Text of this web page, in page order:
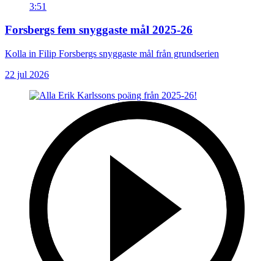
3:51
Forsbergs fem snyggaste mål 2025-26
Kolla in Filip Forsbergs snyggaste mål från grundserien
22 jul 2026